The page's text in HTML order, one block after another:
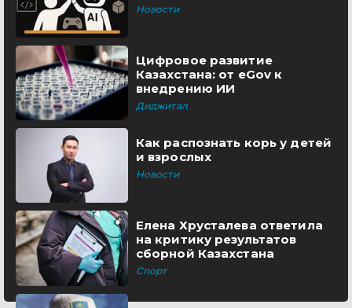
Новости
Цифровое развитие
Казахстана: от eGov к
внедрению ИИ
Диджитал
Как распознать корь у детей
и взрослых
Новости
Елена Хрусталева ответила
на критику результатов
сборной Казахстана
Спорт